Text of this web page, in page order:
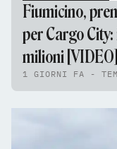
Fiumicino,
per Cargo
milioni [VIDEO]
1 GIORNI FA -